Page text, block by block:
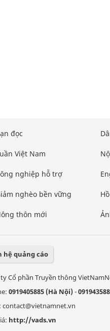
đọc
Việt Nam
nghiệp hỗ trợ
nghèo bền vững
thôn mới
hệ quảng cáo
Cổ phần Truyền thông
0919405885 (Hà Nội)-
contact@vietnamnet.vn
http://vads.vn